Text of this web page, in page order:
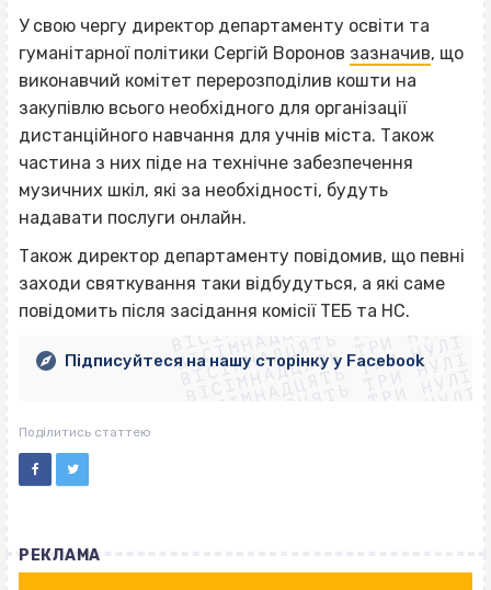
У свою чергу директор департаменту освіти та
гуманітарної політики Сергій Воронов зазначив, що
виконавчий комітет перерозподілив кошти на
закупівлю всього необхідного для організації
дистанційного навчання для учнів міста. Також
частина з них піде на технічне забезпечення
музичних шкіл, які за необхідності, будуть
надавати послуги онлайн.
Також директор департаменту повідомив, що певні
заходи святкування таки відбудуться, а які саме
повідомить після засідання комісії ТЕБ та НС.
ВІСІМНАДЦЯТЬ ТРИ НУЛІ
ВІСІМНАДЦЯТЬ ТРИ НУЛІ
ВІСІМНАДЦЯТЬ ТРИ НУЛІ
ВІСІМНАДЦЯТЬ ТРИ НУЛІ
ВІСІМНАДЦЯТЬ ТРИ НУЛІ
ВІСІМНАДЦЯТЬ ТРИ НУЛІ
ВІСІМНАДЦЯТЬ ТРИ НУЛІ
ВІСІМНАДЦЯТЬ ТРИ НУЛІ
Підписуйтеся на нашу сторінку у Facebook
Поділитись статтею
РЕКЛАМА